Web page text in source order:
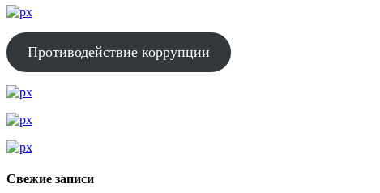
Противодействие коррупции
Свежие записи